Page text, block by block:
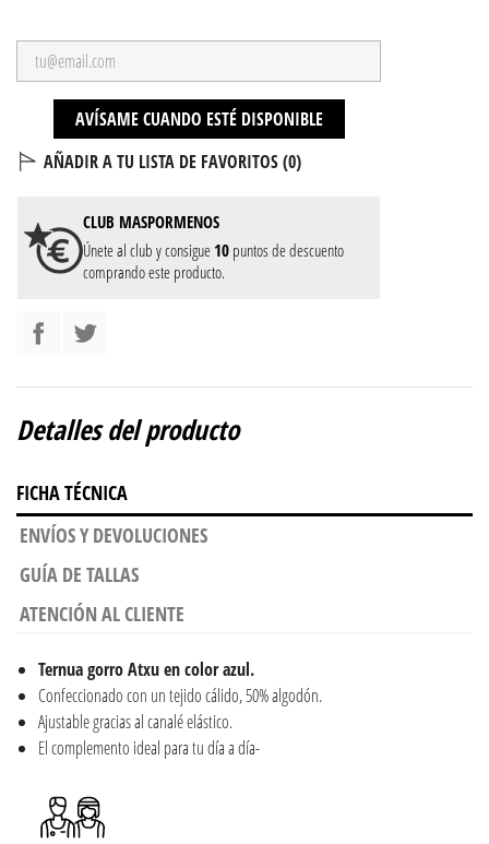
AVÍSAME CUANDO ESTÉ DISPONIBLE
AÑADIR A TU LISTA DE FAVORITOS (0)
CLUB MASPORMENOS
Únete al club y consigue 10 puntos de descuento
comprando este producto.
Detalles del producto
FICHA TÉCNICA
ENVÍOS Y DEVOLUCIONES
GUÍA DE TALLAS
ATENCIÓN AL CLIENTE
Ternua gorro Atxu en color azul.
Confeccionado con un tejido cálido, 50% algodón.
Ajustable gracias al canalé elástico.
El complemento ideal para tu día a día-